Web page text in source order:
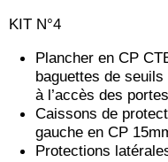
KIT N°4
Plancher en CP
baguettes de
à l’accès des
Caissons de
gauche en CP
Protections